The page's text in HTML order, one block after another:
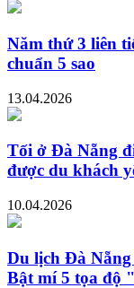
Năm thứ 3 liên
chuẩn 5 sao
13.04.2026
Tối ở Đà Nẵng
được du khách
10.04.2026
Du lịch Đà Nẵng
Bật mí 5 tọa độ